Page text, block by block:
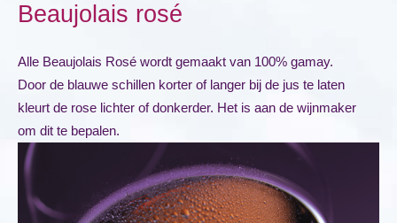
Beaujolais rosé
Alle Beaujolais Rosé wordt gemaakt van 100% gamay.
Door de blauwe schillen korter of langer bij de jus te laten
kleurt de rose lichter of donkerder. Het is aan de wijnmaker
om dit te bepalen.